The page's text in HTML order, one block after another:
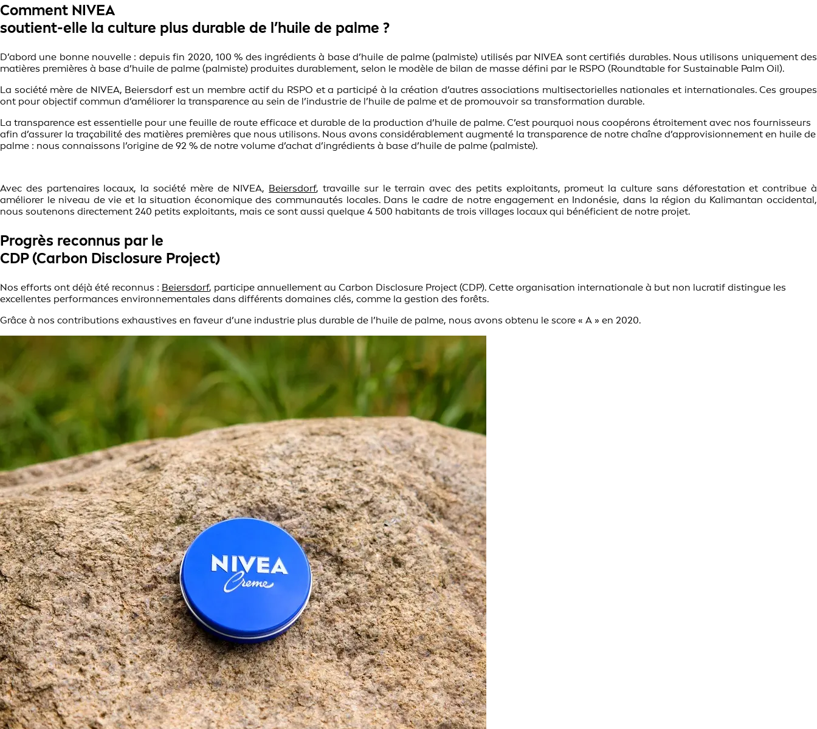
Comment NIVEA
soutient-elle la culture plus durable de l’huile de palme ?
D’abord une bonne nouvelle : depuis fin 2020, 100 % des ingrédients à base d’huile de palme (palmiste) utilisés par NIVEA sont certifiés durables. Nous utilisons uniquement des
matières premières à base d’huile de palme (palmiste) produites durablement, selon le modèle de bilan de masse défini par le RSPO (Roundtable for Sustainable Palm Oil).
La société mère de NIVEA, Beiersdorf est un membre actif du RSPO et a participé à la création d’autres associations multisectorielles nationales et internationales. Ces groupes
ont pour objectif commun d’améliorer la transparence au sein de l’industrie de l’huile de palme et de promouvoir sa transformation durable.
La transparence est essentielle pour une feuille de route efficace et durable de la production d’huile de palme. C’est pourquoi nous coopérons étroitement avec nos fournisseurs
afin d’assurer la traçabilité des matières premières que nous utilisons. Nous avons considérablement augmenté la transparence de notre chaîne d’approvisionnement en huile de
palme : nous connaissons l’origine de 92 % de notre volume d’achat d’ingrédients à base d’huile de palme (palmiste).
Avec des partenaires locaux, la société mère de NIVEA, Beiersdorf, travaille sur le terrain avec des petits exploitants, promeut la culture sans déforestation et contribue à
améliorer le niveau de vie et la situation économique des communautés locales. Dans le cadre de notre engagement en Indonésie, dans la région du Kalimantan occidental,
nous soutenons directement 240 petits exploitants, mais ce sont aussi quelque 4 500 habitants de trois villages locaux qui bénéficient de notre projet.
Progrès reconnus par le
CDP (Carbon Disclosure Project)
Nos efforts ont déjà été reconnus : Beiersdorf, participe annuellement au Carbon Disclosure Project (CDP). Cette organisation internationale à but non lucratif distingue les
excellentes performances environnementales dans différents domaines clés, comme la gestion des forêts.
Grâce à nos contributions exhaustives en faveur d’une industrie plus durable de l’huile de palme, nous avons obtenu le score « A » en 2020.